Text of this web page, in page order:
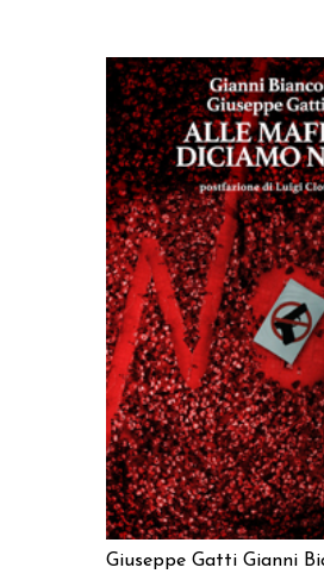
AGGIUNGI AL
Giuseppe Gatti Gianni